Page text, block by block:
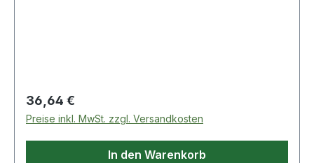
Regulärer Preis:
36,64 €
Preise inkl. MwSt. zzgl. Versandkosten
In den Warenkorb